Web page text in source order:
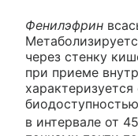
Фенилэфрин
через стенку
при приеме
в интервале от